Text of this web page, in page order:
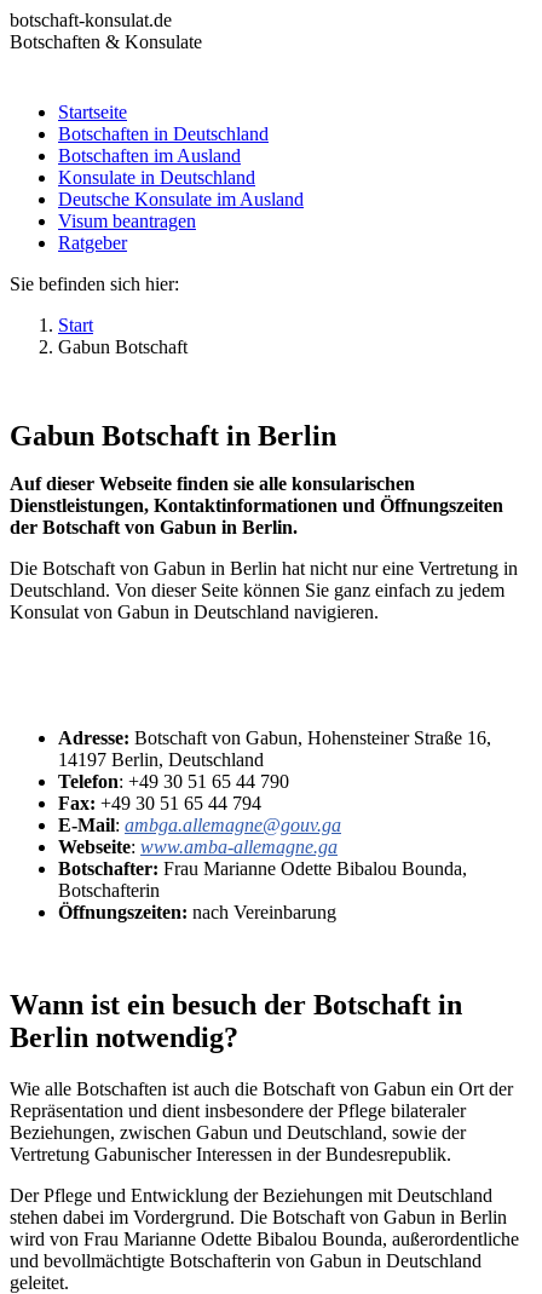
Zum
Inhalt
botschaft-konsulat.de
Botschaften & Konsulate
Startseite
Botschaften in Deutschland
Botschaften im Ausland
Konsulate in Deutschland
Deutsche Konsulate im Ausland
Visum beantragen
Ratgeber
Startseite
Botschaften in Deutschland
Botschaften im Ausland
Konsulate in Deutschland
Deutsche Konsulate im Ausland
Visum beantragen
Ratgeber
Sie befinden sich hier:
Start
Gabun Botschaft
Gabun Botschaft in Berlin
Auf dieser Webseite finden sie alle konsularischen
Dienstleistungen, Kontaktinformationen und Öffnungszeiten
der Botschaft von Gabun in Berlin.
Die Botschaft von Gabun in Berlin hat nicht nur eine Vertretung in
Deutschland. Von dieser Seite können Sie ganz einfach zu jedem
Konsulat von Gabun in Deutschland navigieren.
Adresse: Botschaft von Gabun, Hohensteiner Straße 16,
14197 Berlin, Deutschland
Telefon: +49 30 51 65 44 790
Fax: +49 30 51 65 44 794
E-Mail: ambga.allemagne@gouv.ga
Webseite: www.amba-allemagne.ga
Botschafter: Frau Marianne Odette Bibalou Bounda,
Botschafterin
Öffnungszeiten: nach Vereinbarung
Wann ist ein besuch der Botschaft in
Berlin notwendig?
Wie alle Botschaften ist auch die Botschaft von Gabun ein Ort der
Repräsentation und dient insbesondere der Pflege bilateraler
Beziehungen, zwischen Gabun und Deutschland, sowie der
Vertretung Gabunischer Interessen in der Bundesrepublik.
Der Pflege und Entwicklung der Beziehungen mit Deutschland
stehen dabei im Vordergrund. Die Botschaft von Gabun in Berlin
wird von Frau Marianne Odette Bibalou Bounda, außerordentliche
und bevollmächtigte Botschafterin von Gabun in Deutschland
geleitet.